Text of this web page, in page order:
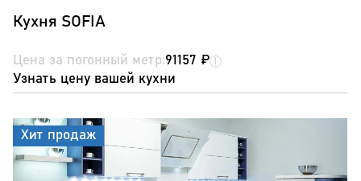
Кухня SOFIA
Цена за погонный метр:91157 ₽
Узнать цену вашей кухни
Хит продаж